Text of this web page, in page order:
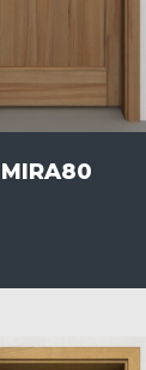
MIRA80